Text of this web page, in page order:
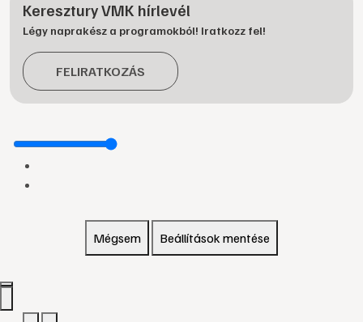
Keresztury VMK hírlevél
Légy naprakész a programokból! Iratkozz fel!
FELIRATKOZÁS
Mégsem Beállítások mentése